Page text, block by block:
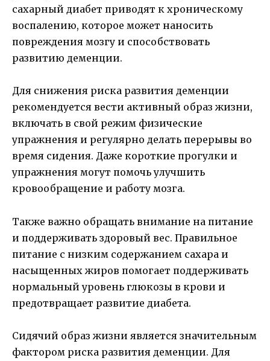
сахарный диабет приводят к хроническому
воспалению, которое может наносить
повреждения мозгу и способствовать
развитию деменции.
Для снижения риска развития деменции
рекомендуется вести активный образ жизни,
включать в свой режим физические
упражнения и регулярно делать перерывы во
время сидения. Даже короткие прогулки и
упражнения могут помочь улучшить
кровообращение и работу мозга.
Также важно обращать внимание на питание
и поддерживать здоровый вес. Правильное
питание с низким содержанием сахара и
насыщенных жиров помогает поддерживать
нормальный уровень глюкозы в крови и
предотвращает развитие диабета.
Сидячий образ жизни является значительным
фактором риска развития деменции. Для